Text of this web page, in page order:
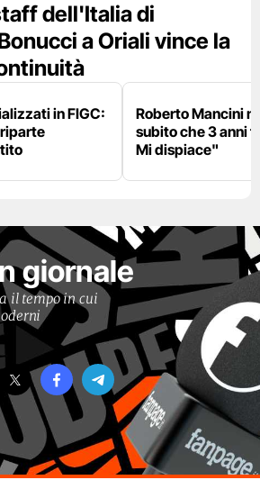
dell'Italia di
a Oriali vince la
in FIGC:
Roberto Mancini
subito che 3 anni
Mi dispiace"
giornale
il tempo in cui